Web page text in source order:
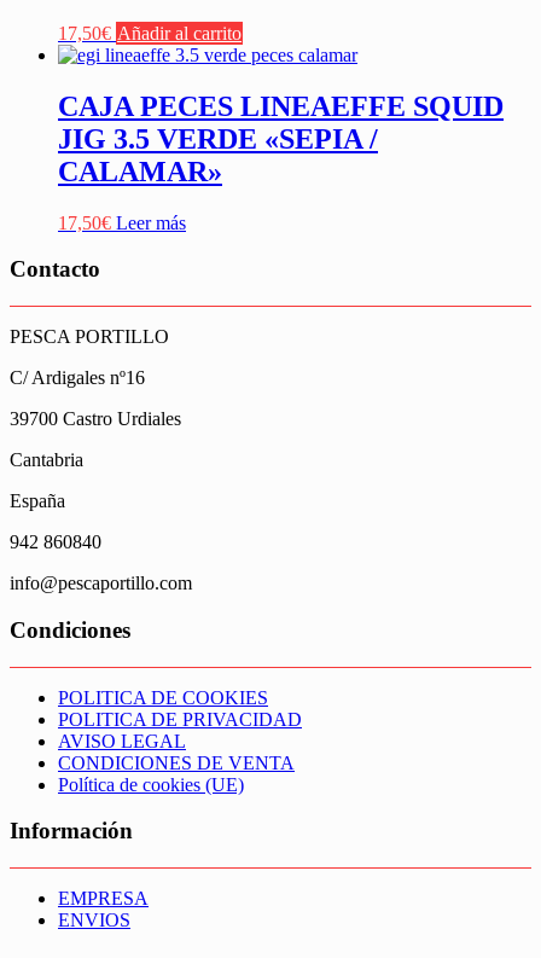
17,50€ Añadir al carrito
CAJA PECES LINEAEFFE SQUID
JIG 3.5 VERDE «SEPIA /
CALAMAR»
17,50€ Leer más
Contacto
PESCA PORTILLO
C/ Ardigales nº16
39700 Castro Urdiales
Cantabria
España
942 860840
info@pescaportillo.com
Condiciones
POLITICA DE COOKIES
POLITICA DE PRIVACIDAD
AVISO LEGAL
CONDICIONES DE VENTA
Política de cookies (UE)
Información
EMPRESA
ENVIOS